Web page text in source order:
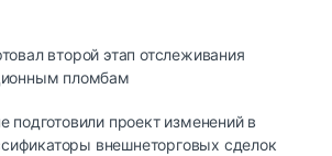
второй этап отслеживания
пломбам
подготовили проект изменений в
внешнеторговых сделок